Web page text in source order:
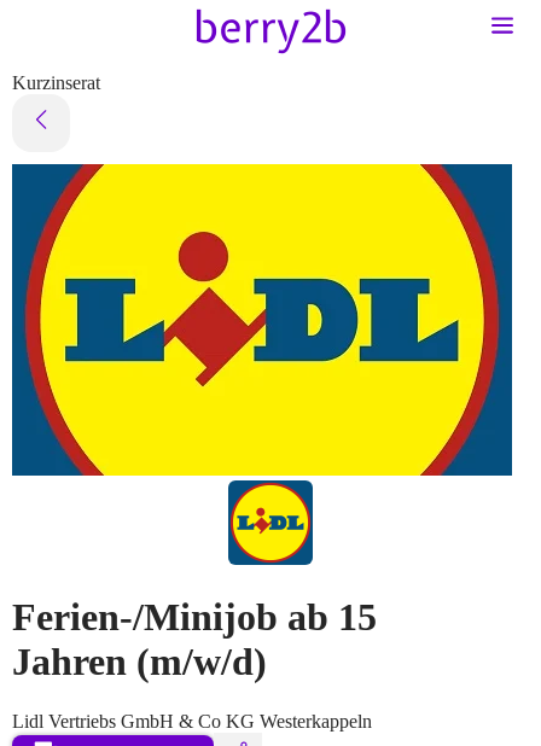
Kurzinserat
Ferien-/Minijob ab 15
Jahren (m/w/d)
Lidl Vertriebs GmbH & Co KG Westerkappeln